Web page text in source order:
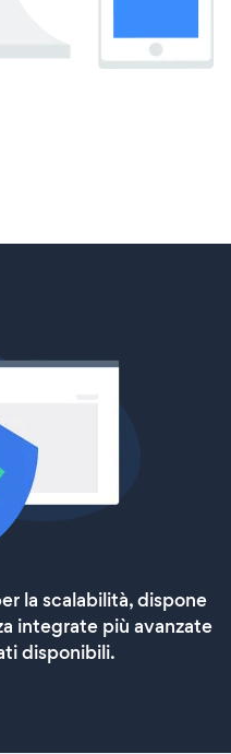
la scalabilità, dispone
integrate più avanzate
disponibili.